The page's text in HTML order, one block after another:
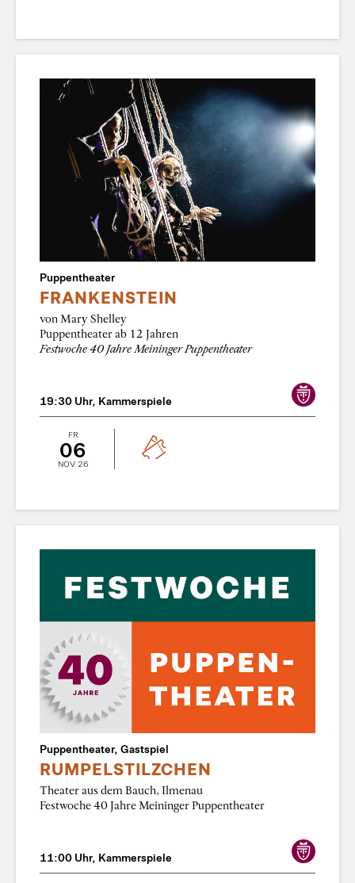
Puppentheater
FRANKENSTEIN
von Mary Shelley
Puppentheater ab 12 Jahren
Festwoche 40 Jahre Meininger Puppentheater
19:30 Uhr, Kammerspiele
FR
06
NOV 26
Puppentheater, Gastspiel
RUMPELSTILZCHEN
Theater aus dem Bauch, Ilmenau
Festwoche 40 Jahre Meininger Puppentheater
11:00 Uhr, Kammerspiele